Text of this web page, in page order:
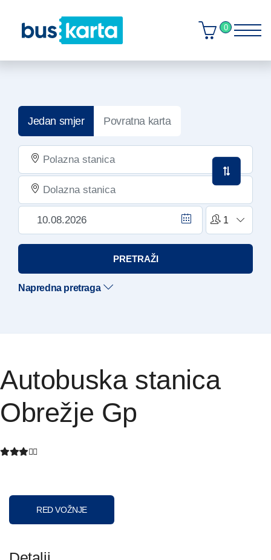
0
Jedan smjer Povratna karta
PRETRAŽI
Napredna pretraga
Autobuska stanica
Obrežje Gp
RED VOŽNJE